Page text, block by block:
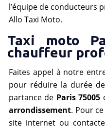
l’équipe de conducteurs
Allo Taxi Moto.
Taxi moto
chauffeur
Faites appel à notre
pour réduire la durée
partance de Paris 75005
arrondissement. Pour
site internet ou